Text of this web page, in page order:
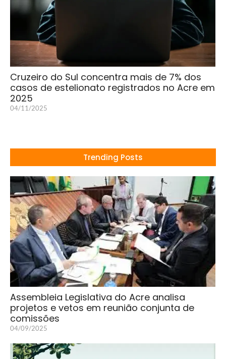
Cruzeiro do Sul concentra mais de 7% dos
casos de estelionato registrados no Acre em
2025
04/11/2025
Trending Posts
Assembleia Legislativa do Acre analisa
projetos e vetos em reunião conjunta de
comissões
04/09/2025